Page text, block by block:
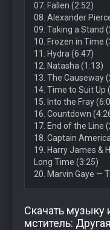
07. Fallen (2:52)
08. Alexander
09. Taking a Stand
10. Frozen in Time
11. Hydra (6:47)
12. Natasha (1:13)
13. The Causeway
14. Time to Suit Up
15. Into the Fray
16. Countdown
17. End of the Line
18. Captain
19. Harry James &
Long Time (3:25)
20. Marvin Gaye —
Скачать
мститель: